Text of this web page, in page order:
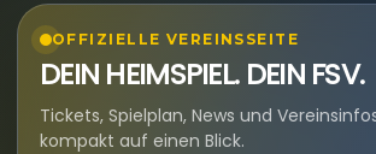
OFFIZIELLE VEREINSSEITE
DEIN HEIMSPIEL. DEIN FSV.
Tickets, Spielplan, News und
kompakt auf einen Blick.